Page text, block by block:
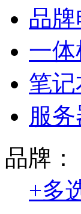
品
一
笔
服务
品牌：
+多